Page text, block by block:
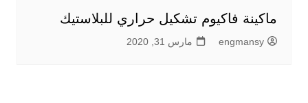
ماكينة فاكيوم تشكيل حراري للبلاستيك
engmansy مارس 31, 2020